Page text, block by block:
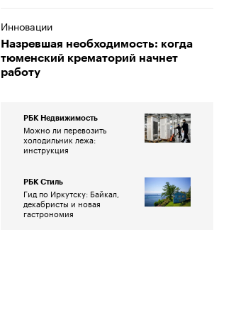
Инновации
Назревшая необходимость: когда
тюменский крематорий начнет
работу
РБК Недвижимость
Можно ли перевозить
холодильник лежа:
инструкция
РБК Стиль
Гид по Иркутску: Байкал,
декабристы и новая
гастрономия